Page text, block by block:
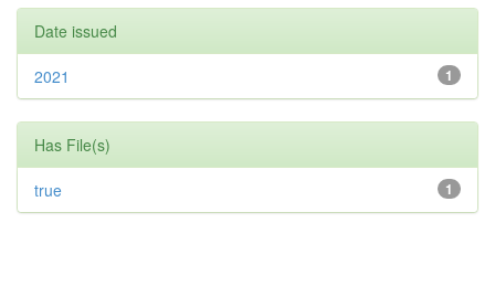
Date issued
1
2021
Has File(s)
1
true